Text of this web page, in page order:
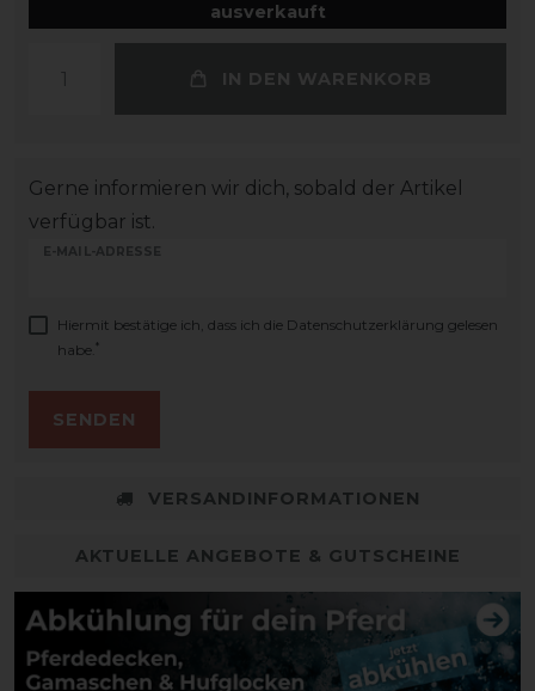
ausverkauft
IN DEN WARENKORB
Gerne informieren wir dich, sobald der Artikel
verfügbar ist.
E-MAIL-ADRESSE
Hiermit bestätige ich, dass ich die Daten­schutz­erklärung gelesen
habe. *
SENDEN
VERSANDINFORMATIONEN
AKTUELLE ANGEBOTE & GUTSCHEINE